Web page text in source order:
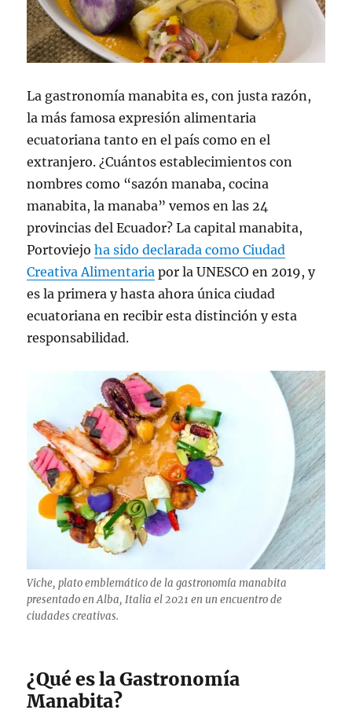
La gastronomía manabita es, con justa razón,
la más famosa expresión alimentaria
ecuatoriana tanto en el país como en el
extranjero. ¿Cuántos establecimientos con
nombres como “sazón manaba, cocina
manabita, la manaba” vemos en las 24
provincias del Ecuador? La capital manabita,
Portoviejoha sido declarada como Ciudad
Creativa Alimentaria por la UNESCO en 2019, y
es la primera y hasta ahora única ciudad
ecuatoriana en recibir esta distinción y esta
responsabilidad.
Viche, plato emblemático de la gastronomía manabita
presentado en Alba, Italia el 2021 en un encuentro de
ciudades creativas.
¿Qué es la Gastronomía
Manabita?